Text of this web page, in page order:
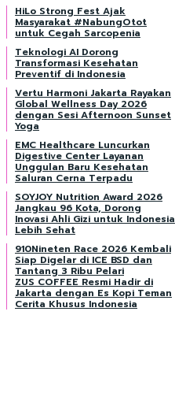
HiLo Strong Fest Ajak
Masyarakat #NabungOtot
untuk Cegah Sarcopenia
Teknologi AI Dorong
Transformasi Kesehatan
Preventif di Indonesia
Vertu Harmoni Jakarta Rayakan
Global Wellness Day 2026
dengan Sesi Afternoon Sunset
Yoga
EMC Healthcare Luncurkan
Digestive Center Layanan
Unggulan Baru Kesehatan
Saluran Cerna Terpadu
SOYJOY Nutrition Award 2026
Jangkau 96 Kota, Dorong
Inovasi Ahli Gizi untuk Indonesia
Lebih Sehat
910Nineten Race 2026 Kembali
Siap Digelar di ICE BSD dan
Tantang 3 Ribu Pelari
ZUS COFFEE Resmi Hadir di
Jakarta dengan Es Kopi Teman
Cerita Khusus Indonesia